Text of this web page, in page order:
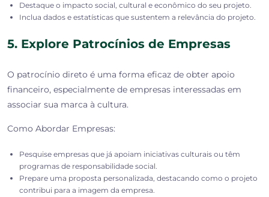
Destaque o impacto social, cultural e econômico do seu projeto.
Inclua dados e estatísticas que sustentem a relevância do projeto.
5. Explore Patrocínios de Empresas
O patrocínio direto é uma forma eficaz de obter apoio
financeiro, especialmente de empresas interessadas em
associar sua marca à cultura.
Como Abordar Empresas:
Pesquise empresas que já apoiam iniciativas culturais ou têm
programas de responsabilidade social.
Prepare uma proposta personalizada, destacando como o projeto
contribui para a imagem da empresa.